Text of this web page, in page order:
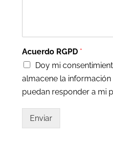
Acuerdo RGPD *
Doy mi
almacene la
puedan responder a mi
Enviar